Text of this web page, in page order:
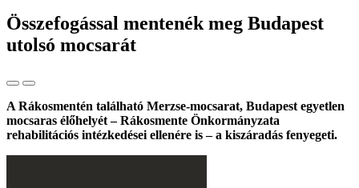
Összefogással mentenék meg Budapest
utolsó mocsarát
A Rákosmentén található Merzse-mocsarat, Budapest egyetlen
mocsaras élőhelyét – Rákosmente Önkormányzata
rehabilitációs intézkedései ellenére is – a kiszáradás fenyegeti.